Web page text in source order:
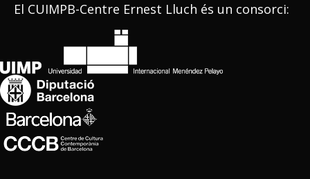
El CUIMPB-Centre Ernest Lluch és un consorci: